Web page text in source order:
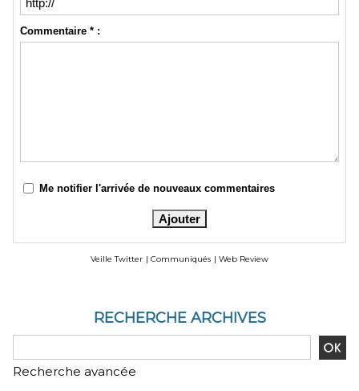
Commentaire * :
Me notifier l'arrivée de nouveaux commentaires
Veille Twitter | Communiqués | Web Review
RECHERCHE ARCHIVES
Recherche avancée